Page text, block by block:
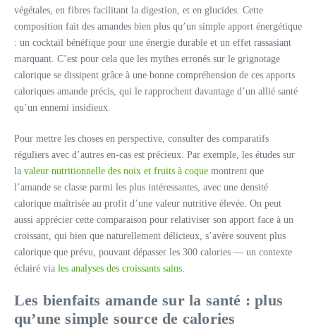
végétales, en fibres facilitant la digestion, et en glucides. Cette
composition fait des amandes bien plus qu’un simple apport énergétique
: un cocktail bénéfique pour une énergie durable et un effet rassasiant
marquant. C’est pour cela que les mythes erronés sur le grignotage
calorique se dissipent grâce à une bonne compréhension de ces apports
caloriques amande précis, qui le rapprochent davantage d’un allié santé
qu’un ennemi insidieux.
Pour mettre les choses en perspective, consulter des comparatifs
réguliers avec d’autres en-cas est précieux. Par exemple, les études sur
la valeur nutritionnelle des noix et fruits à coque montrent que
l’amande se classe parmi les plus intéressantes, avec une densité
calorique maîtrisée au profit d’une valeur nutritive élevée. On peut
aussi apprécier cette comparaison pour relativiser son apport face à un
croissant, qui bien que naturellement délicieux, s’avère souvent plus
calorique que prévu, pouvant dépasser les 300 calories — un contexte
éclairé via les analyses des croissants sains.
Les bienfaits amande sur la santé : plus
qu’une simple source de calories